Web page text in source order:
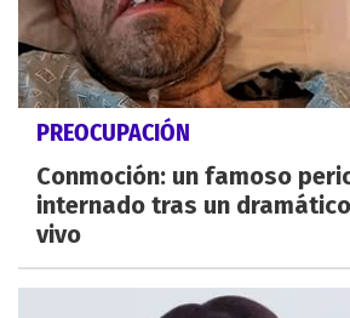
PREOCUPACIÓN
Conmoción: un famoso
internado tras un
vivo